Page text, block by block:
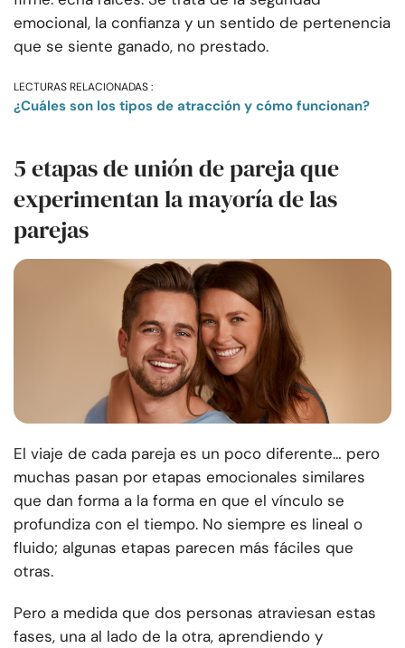
emocional, la confianza y un sentido de pertenencia
que se siente ganado, no prestado.
LECTURAS RELACIONADAS :
¿Cuáles son los tipos de atracción y cómo funcionan?
5 etapas de unión de pareja que
experimentan la mayoría de las
parejas
El viaje de cada pareja es un poco diferente… pero
muchas pasan por etapas emocionales similares
que dan forma a la forma en que el vínculo se
profundiza con el tiempo. No siempre es lineal o
fluido; algunas etapas parecen más fáciles que
otras.
Pero a medida que dos personas atraviesan estas
fases, una al lado de la otra, aprendiendo y